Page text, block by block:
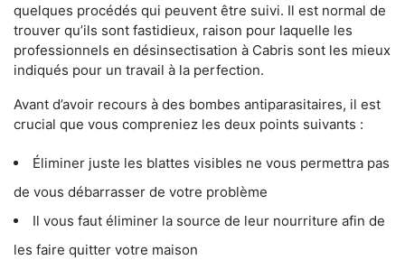
quelques procédés qui peuvent être suivi. Il est normal de
trouver qu’ils sont fastidieux, raison pour laquelle les
professionnels en désinsectisation à Cabris sont les mieux
indiqués pour un travail à la perfection.
Avant d’avoir recours à des bombes antiparasitaires, il est
crucial que vous compreniez les deux points suivants :
Éliminer juste les blattes visibles ne vous permettra pas
de vous débarrasser de votre problème
Il vous faut éliminer la source de leur nourriture afin de
les faire quitter votre maison